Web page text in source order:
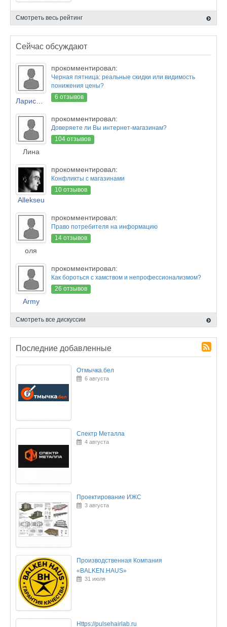
Смотреть весь рейтинг
Сейчас обсуждают
прокомментировал:
Черная пятница: реальные скидки или видимость
понижения цены?
6 отзывов
Лина
прокомментировал:
Доверяете ли Вы интернет-магазинам?
104 отзывов
Allekseu
прокомментировал:
Конфликты с магазинами
10 отзывов
оля
прокомментировал:
Право потребителя на информацию
14 отзывов
Army
прокомментировал:
Как бороться с хамством и непрофессионализмом?
26 отзывов
Смотреть все дискуссии
Последние добавленные
Отмычка.бел
6 августа
Спектр Металла
4 августа
Проектирование ИЖС
3 августа
Производственная Компания
«BALKEN.HAUS»
31 июля
Https://pulsehairlab.ru